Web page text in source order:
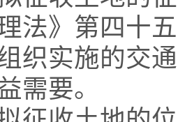
理法》第四十
织实施的交
需要。